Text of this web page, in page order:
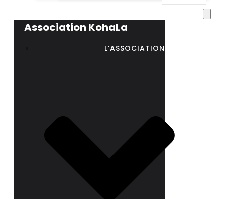
Association KohaLa
L’ASSOCIATION